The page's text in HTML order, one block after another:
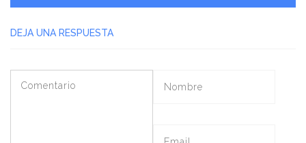
DEJA UNA RESPUESTA